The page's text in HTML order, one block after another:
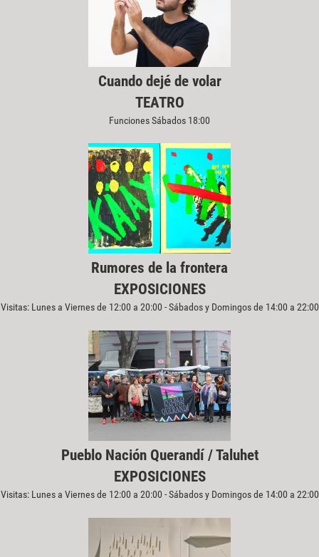
Cuando dejé de volar
TEATRO
Funciones Sábados 18:00
Rumores de la frontera
EXPOSICIONES
Visitas: Lunes a Viernes de 12:00 a 20:00 - Sábados y Domingos de 14:00 a 22:00
Pueblo Nación Querandí / Taluhet
EXPOSICIONES
Visitas: Lunes a Viernes de 12:00 a 20:00 - Sábados y Domingos de 14:00 a 22:00